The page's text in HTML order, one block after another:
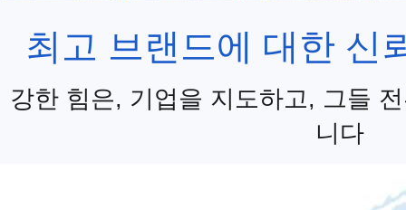
최고 브랜드에 대한 신
강한 힘은, 기업을 지도하고, 그들
니다